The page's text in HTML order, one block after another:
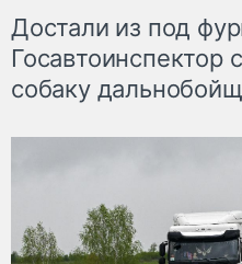
Достали из под
Госавтоинспектор
собаку